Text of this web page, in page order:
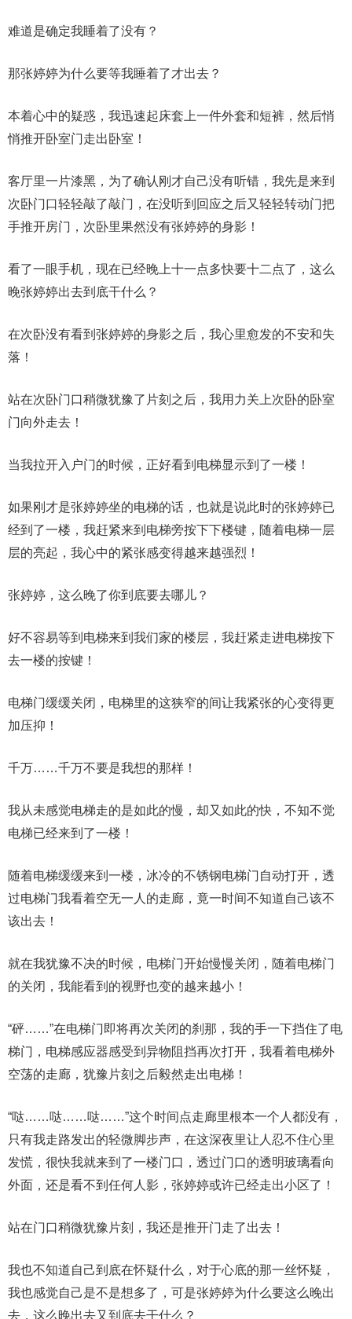
难道是确定我睡着了没有？
那张婷婷为什么要等我睡着了才出去？
本着心中的疑惑，我迅速起床套上一件外套和短裤，然后悄
悄推开卧室门走出卧室！
客厅里一片漆黑，为了确认刚才自己没有听错，我先是来到
次卧门口轻轻敲了敲门，在没听到回应之后又轻轻转动门把
手推开房门，次卧里果然没有张婷婷的身影！
看了一眼手机，现在已经晚上十一点多快要十二点了，这么
晚张婷婷出去到底干什么？
在次卧没有看到张婷婷的身影之后，我心里愈发的不安和失
落！
站在次卧门口稍微犹豫了片刻之后，我用力关上次卧的卧室
门向外走去！
当我拉开入户门的时候，正好看到电梯显示到了一楼！
如果刚才是张婷婷坐的电梯的话，也就是说此时的张婷婷已
经到了一楼，我赶紧来到电梯旁按下下楼键，随着电梯一层
层的亮起，我心中的紧张感变得越来越强烈！
张婷婷，这么晚了你到底要去哪儿？
好不容易等到电梯来到我们家的楼层，我赶紧走进电梯按下
去一楼的按键！
电梯门缓缓关闭，电梯里的这狭窄的间让我紧张的心变得更
加压抑！
千万……千万不要是我想的那样！
我从未感觉电梯走的是如此的慢，却又如此的快，不知不觉
电梯已经来到了一楼！
随着电梯缓缓来到一楼，冰冷的不锈钢电梯门自动打开，透
过电梯门我看着空无一人的走廊，竟一时间不知道自己该不
该出去！
就在我犹豫不决的时候，电梯门开始慢慢关闭，随着电梯门
的关闭，我能看到的视野也变的越来越小！
“砰……”在电梯门即将再次关闭的刹那，我的手一下挡住了电
梯门，电梯感应器感受到异物阻挡再次打开，我看着电梯外
空荡的走廊，犹豫片刻之后毅然走出电梯！
“哒……哒……哒……”这个时间点走廊里根本一个人都没有，
只有我走路发出的轻微脚步声，在这深夜里让人忍不住心里
发慌，很快我就来到了一楼门口，透过门口的透明玻璃看向
外面，还是看不到任何人影，张婷婷或许已经走出小区了！
站在门口稍微犹豫片刻，我还是推开门走了出去！
我也不知道自己到底在怀疑什么，对于心底的那一丝怀疑，
我也感觉自己是不是想多了，可是张婷婷为什么要这么晚出
去，这么晚出去又到底去干什么？